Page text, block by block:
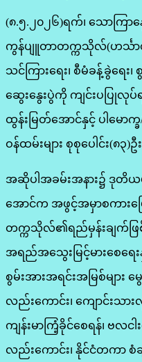
(၈.၅.၂၀၂၆)ရက်၊ ‌သောကြာ
ကွန်ပျူတာတက္ကသိုလ်(ဟင်္သာ
သင်ကြားရေး၊ စီမံခန့်ခွဲရေး
ဆွေးနွေးပွဲကို ကျင်းပပြုလုပ်
ထွန်းမြတ်‌အောင်နှင့် ပါမောက္ခ/
ဝန်ထမ်းများ စုစုပေါင်း(၈
အဆိုပါအခမ်းအနား၌ ဒုတိယပ
အောင်က အဖွင့်အမှာစကားပြ
တက္ကသိုလ်၏ရည်မှန်းချက်ဖြ
အရည်အသွေးမြင့်မားစေရ
စွမ်းအားအရင်းအမြစ်မျာ
လည်းကောင်း၊ ကျောင်းသာ
ကျန်းမာကြံ့ခိုင်စေရန်၊ ဗလ
လည်းကောင်း၊ နိုင်ငံတကာ စံ